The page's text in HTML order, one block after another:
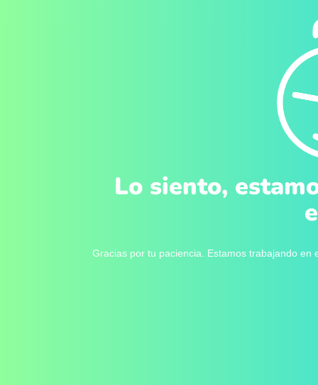
Lo siento,
Gracias por tu paciencia. Estamos trabajando en